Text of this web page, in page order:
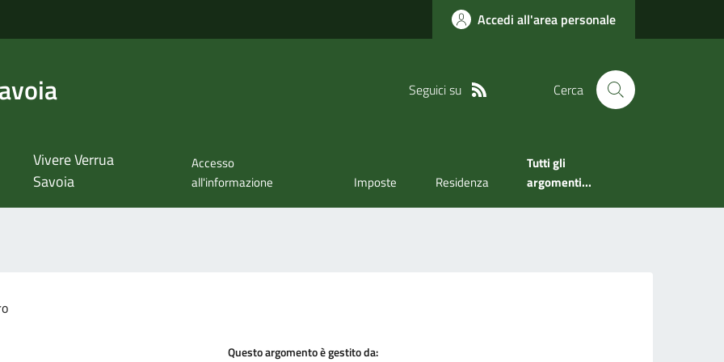
Accedi all'area personale
Seguici su Cerca
Vivere Verrua
Savoia
Accesso
all'informazione
Imposte Residenza
Tutti gli
argomenti...
Questo argomento è gestito da: